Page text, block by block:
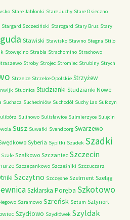
Stare Jabłonki Stare Juchy Stare Osieczno
Stargard Szczeciński Starogard Stary Brus Stary
Stawiski Stawisko Stawno Stegna Stilo
Stowęcino Strabla Strachomino Strachowo
Stroby Strojec Stromiec Strubiny Strych
Strzelce Strzelce Opolskie Strzyżew
Studnica Studzianki Studzianki Nowe
Suchacz Suchedniów Suchodół Suchy Las Sufczyn
Sulinowo Sulisławice Sulmierzyce Sulęcin
Susz Suwałki Svendborg Swarzewo
Syberia Sypitki Szadek Szadki
Szałe Szałkowo Szczaniec Szczecin
Szczepankowo Szcześniki Szczuczarz
Szczytno Szczęsne Szelment Szeląg
Szklarska Poręba Szkotowo
Szramowo Szreńsk Sztum Sztynort
Szydłowo Szydłówek Szyldak